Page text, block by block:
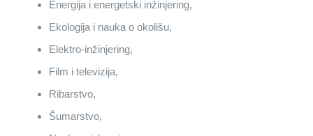
Energija i energetski inžinjering,
Ekologija i nauka o okolišu,
Elektro-inžinjering,
Film i televizija,
Ribarstvo,
Šumarstvo,